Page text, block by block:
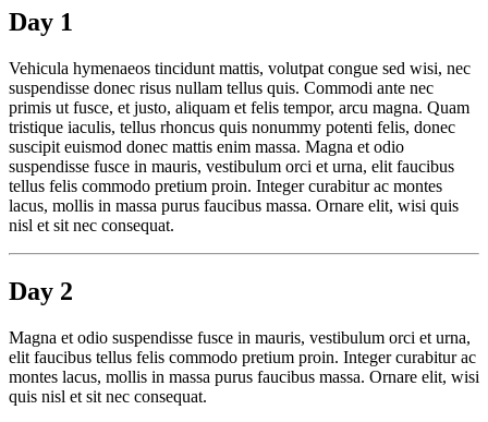
Day 1
Vehicula hymenaeos tincidunt mattis, volutpat congue sed wisi, nec
suspendisse donec risus nullam tellus quis. Commodi ante nec
primis ut fusce, et justo, aliquam et felis tempor, arcu magna. Quam
tristique iaculis, tellus rhoncus quis nonummy potenti felis, donec
suscipit euismod donec mattis enim massa. Magna et odio
suspendisse fusce in mauris, vestibulum orci et urna, elit faucibus
tellus felis commodo pretium proin. Integer curabitur ac montes
lacus, mollis in massa purus faucibus massa. Ornare elit, wisi quis
nisl et sit nec consequat.
Day 2
Magna et odio suspendisse fusce in mauris, vestibulum orci et urna,
elit faucibus tellus felis commodo pretium proin. Integer curabitur ac
montes lacus, mollis in massa purus faucibus massa. Ornare elit, wisi
quis nisl et sit nec consequat.